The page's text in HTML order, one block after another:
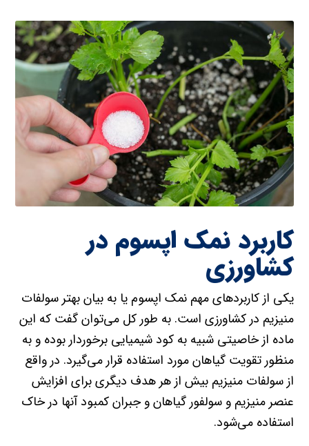
کاربرد نمک اپسوم در
کشاورزی
یکی از کاربردهای مهم نمک اپسوم یا به بیان بهتر سولفات
منیزیم در کشاورزی است. به طور کل می‌توان گفت که این
ماده از خاصیتی شبیه به کود شیمیایی برخوردار بوده و به
منظور تقویت گیاهان مورد استفاده قرار می‌گیرد. در واقع
از سولفات منیزیم بیش از هر هدف دیگری برای افزایش
عنصر منیزیم و سولفور گیاهان و جبران کمبود آنها در خاک
استفاده می‌شود.